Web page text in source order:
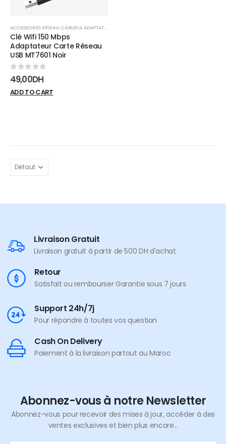
ACCESSOIRES RÉSEAU,CÂBLES & ADAPTATEURS
Clé Wifi 150 Mbps
Adaptateur Carte Réseau
USB MT7601 Noir
0sur 5
49,00DH
ADD TO CART
Livraison Gratuit
Livraison gratuit à partir de 500 DH d'achat
Retour
Satisfait ou rembourser Garantie sous 7 jours
Support 24h/7j
Pour répondre à toutes vos question
Cash On Delivery
Paiement à la livraison partout au Maroc
Abonnez-vous à notre Newsletter
Abonnez-vous pour recevoir des mises à jour, accéder à des
ventes exclusives et bien plus encore...